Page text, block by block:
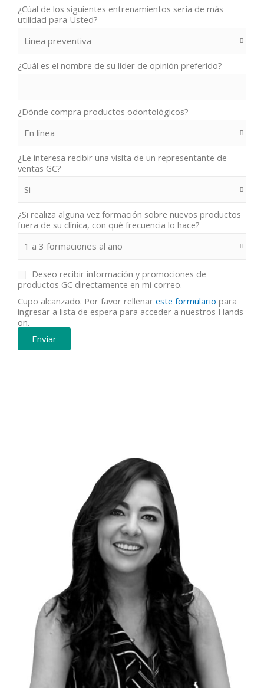
¿Cúal de los siguientes entrenamientos sería de más
utilidad para Usted?
¿Cuál es el nombre de su líder de opinión preferido?
¿Dónde compra productos odontológicos?
¿Le interesa recibir una visita de un representante de
ventas GC?
¿Si realiza alguna vez formación sobre nuevos productos
fuera de su clínica, con qué frecuencia lo hace?
Deseo recibir información y promociones de
productos GC directamente en mi correo.
Cupo alcanzado. Por favor rellenar este formulario para
ingresar a lista de espera para acceder a nuestros Hands
on.